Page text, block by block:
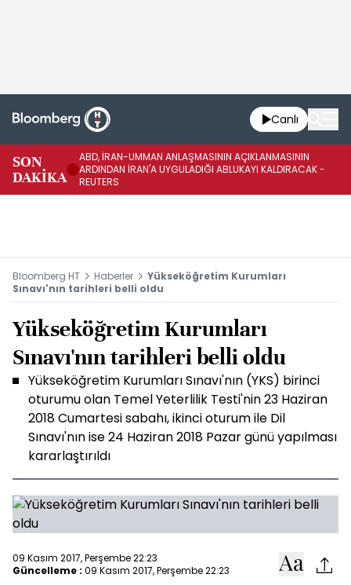
Canlı
SON
DAKİKA
ABD, İRAN-UMMAN ANLAŞMASININ AÇIKLANMASININ
ARDINDAN İRAN'A UYGULADIĞI ABLUKAYI KALDIRACAK -
REUTERS
Bloomberg HT Haberler
Yükseköğretim Kurumları
Sınavı'nın tarihleri belli oldu
Yükseköğretim Kurumları
Sınavı'nın tarihleri belli oldu
Yükseköğretim Kurumları Sınavı'nın (YKS) birinci
oturumu olan Temel Yeterlilik Testi'nin 23 Haziran
2018 Cumartesi sabahı, ikinci oturum ile Dil
Sınavı'nın ise 24 Haziran 2018 Pazar günü yapılması
kararlaştırıldı
09 Kasım 2017, Perşembe 22:23
Güncelleme : 09 Kasım 2017, Perşembe 22:23